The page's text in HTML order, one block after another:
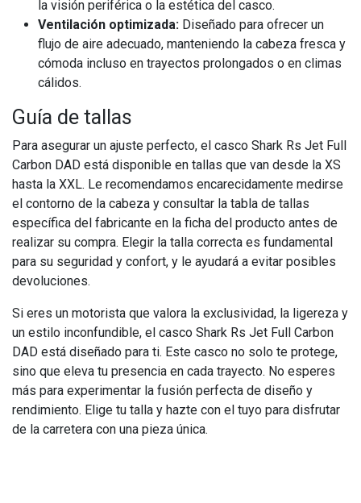
la visión periférica o la estética del casco.
Ventilación optimizada: Diseñado para ofrecer un
flujo de aire adecuado, manteniendo la cabeza fresca y
cómoda incluso en trayectos prolongados o en climas
cálidos.
Guía de tallas
Para asegurar un ajuste perfecto, el casco Shark Rs Jet Full
Carbon DAD está disponible en tallas que van desde la XS
hasta la XXL. Le recomendamos encarecidamente medirse
el contorno de la cabeza y consultar la tabla de tallas
específica del fabricante en la ficha del producto antes de
realizar su compra. Elegir la talla correcta es fundamental
para su seguridad y confort, y le ayudará a evitar posibles
devoluciones.
Si eres un motorista que valora la exclusividad, la ligereza y
un estilo inconfundible, el casco Shark Rs Jet Full Carbon
DAD está diseñado para ti. Este casco no solo te protege,
sino que eleva tu presencia en cada trayecto. No esperes
más para experimentar la fusión perfecta de diseño y
rendimiento. Elige tu talla y hazte con el tuyo para disfrutar
de la carretera con una pieza única.